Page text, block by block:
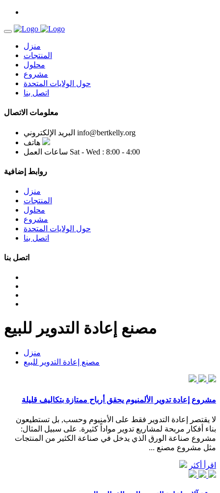
منزل
المنتجات
محلول
مشروع
حول الولايات المتحدة
اتصل بنا
معلومات الاتصال
البريد الإلكتروني info@bertkelly.org
هاتف
ساعات العمل Sat - Wed : 8:00 - 4:00
روابط إضافية
منزل
المنتجات
محلول
مشروع
حول الولايات المتحدة
اتصل بنا
اتصل بنا
مصنع إعادة التدوير للبيع
منزل
مصنع إعادة التدوير للبيع
مشروع إعادة تدوير الألمنيوم يحقق أرباح ممتازة بتكاليف قليلة
لا يقتصر إعادة التدوير فقط على الأمنيوم وحسب, بل تستطيعون
بناء أفكار مربحة لمشاريع تدوير مواداً كثيرة. على سبيل المثال:
مشروع صناعة الورق الذي يدخل في صناعة الكثير من المنتجات
مثل مشروع مصنع ...
اقرأ أكثر